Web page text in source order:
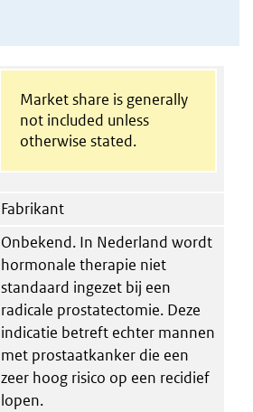
Market share is generally
not included unless
otherwise stated.
Fabrikant
Onbekend. In Nederland wordt
hormonale therapie niet
standaard ingezet bij een
radicale prostatectomie. Deze
indicatie betreft echter mannen
met prostaatkanker die een
zeer hoog risico op een recidief
lopen.